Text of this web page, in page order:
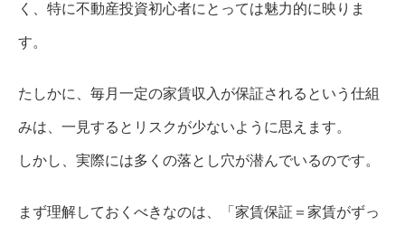
く、特に不動産投資初心者にとっては魅力的に映りま
す。
たしかに、毎月一定の家賃収入が保証されるという仕組
みは、一見するとリスクが少ないように思えます。
しかし、実際には多くの落とし穴が潜んでいるのです。
まず理解しておくべきなのは、「家賃保証＝家賃がずっ